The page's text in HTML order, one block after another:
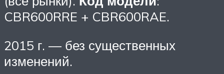
CBR600RRE + CBR600RAE.
2015 г. — без существенных
изменений.